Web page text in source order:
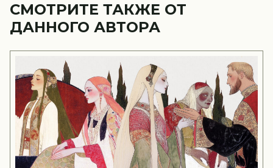
СМОТРИТЕ ТАКЖЕ ОТ
ДАННОГО АВТОРА